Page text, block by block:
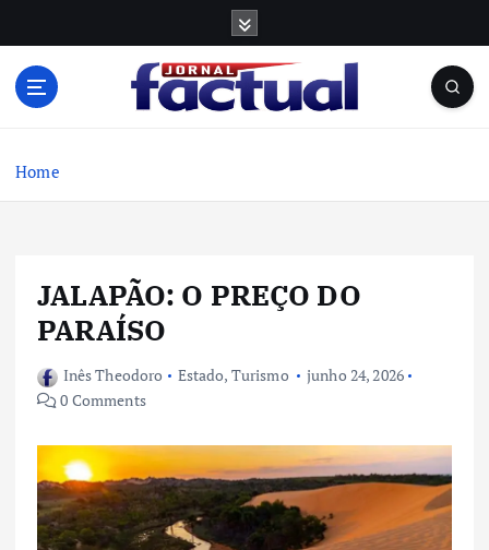
Home
JALAPÃO: O PREÇO DO
PARAÍSO
Inês Theodoro Estado, Turismo
junho 24, 2026
0 Comments